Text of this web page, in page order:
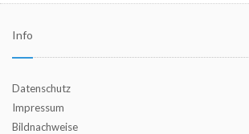
Info
Datenschutz
Impressum
Bildnachweise